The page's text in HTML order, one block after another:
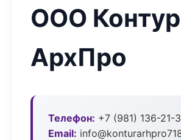
ООО Контур
АрхПро
Телефон: +7 (981) 136-21-
Email: